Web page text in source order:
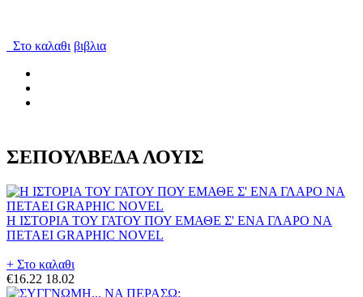
Στο καλαθι βιβλια
ΣΕΠΟΥΛΒΕΔΑ ΛΟΥΙΣ
Η ΙΣΤΟΡΙΑ ΤΟΥ ΓΑΤΟΥ ΠΟΥ ΕΜΑΘΕ Σ' ΕΝΑ ΓΛΑΡΟ ΝΑ
ΠΕΤΑΕΙ GRAPHIC NOVEL
+ Στο καλαθι
€16.22 18.02